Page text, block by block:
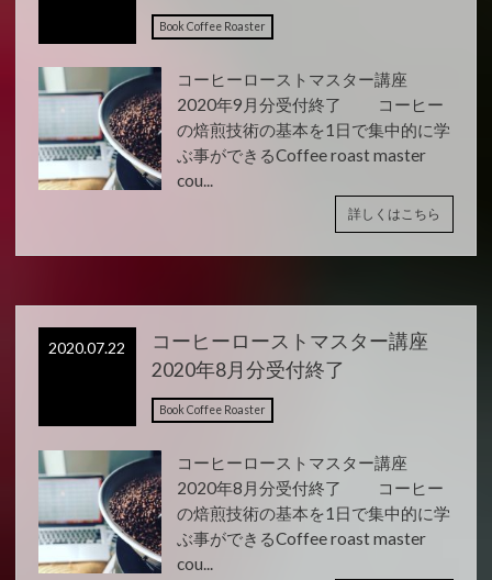
Book Coffee Roaster
コーヒーローストマスター講座
2020年9月分受付終了 コーヒー
の焙煎技術の基本を1日で集中的に学
ぶ事ができるCoffee roast master
cou...
詳しくはこちら
2020.07.22
コーヒーローストマスター講座
2020年8月分受付終了
Book Coffee Roaster
コーヒーローストマスター講座
2020年8月分受付終了 コーヒー
の焙煎技術の基本を1日で集中的に学
ぶ事ができるCoffee roast master
cou...